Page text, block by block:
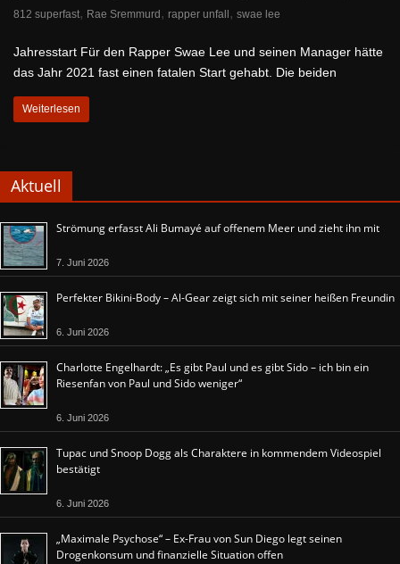
812 superfast, Rae Sremmurd , rapper unfall , swae lee
Jahresstart Für den Rapper Swae Lee und seinen Manager hätte
das Jahr 2021 fast einen fatalen Start gehabt. Die beiden
Weiterlesen
Aktuell
Strömung erfasst Ali Bumayé auf offenem Meer und zieht ihn mit
7. Juni 2026
Perfekter Bikini-Body – Al-Gear zeigt sich mit seiner heißen Freundin
6. Juni 2026
Charlotte Engelhardt: „Es gibt Paul und es gibt Sido – ich bin ein
Riesenfan von Paul und Sido weniger“
6. Juni 2026
Tupac und Snoop Dogg als Charaktere in kommendem Videospiel
bestätigt
6. Juni 2026
„Maximale Psychose“ – Ex-Frau von Sun Diego legt seinen
Drogenkonsum und finanzielle Situation offen